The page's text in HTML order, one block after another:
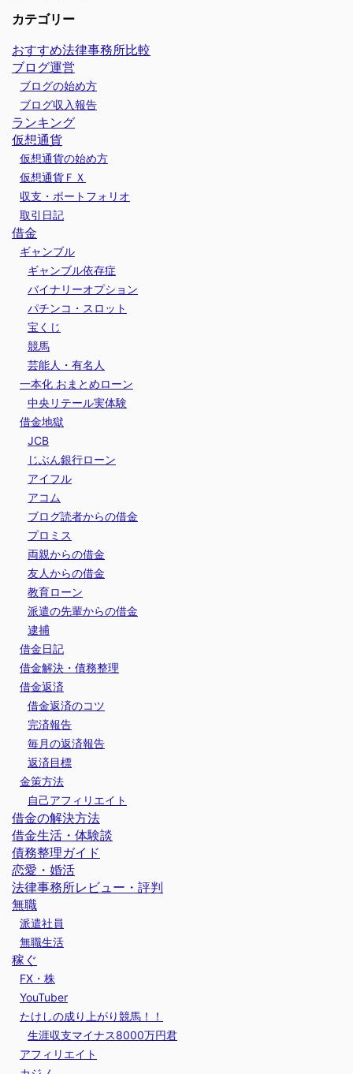
カテゴリー
おすすめ法律事務所比較
ブログ運営
ブログの始め方
ブログ収入報告
ランキング
仮想通貨
仮想通貨の始め方
仮想通貨ＦＸ
収支・ポートフォリオ
取引日記
借金
ギャンブル
ギャンブル依存症
バイナリーオプション
パチンコ・スロット
宝くじ
競馬
芸能人・有名人
一本化 おまとめローン
中央リテール実体験
借金地獄
JCB
じぶん銀行ローン
アイフル
アコム
ブログ読者からの借金
プロミス
両親からの借金
友人からの借金
教育ローン
派遣の先輩からの借金
逮捕
借金日記
借金解決・債務整理
借金返済
借金返済のコツ
完済報告
毎月の返済報告
返済目標
金策方法
自己アフィリエイト
借金の解決方法
借金生活・体験談
債務整理ガイド
恋愛・婚活
法律事務所レビュー・評判
無職
派遣社員
無職生活
稼ぐ
FX・株
YouTuber
たけしの成り上がり競馬！！
生涯収支マイナス8000万円君
アフィリエイト